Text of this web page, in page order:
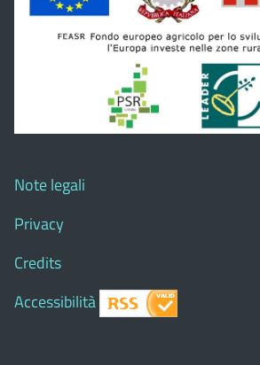
Note legali
Privacy
Credits
Accessibilità